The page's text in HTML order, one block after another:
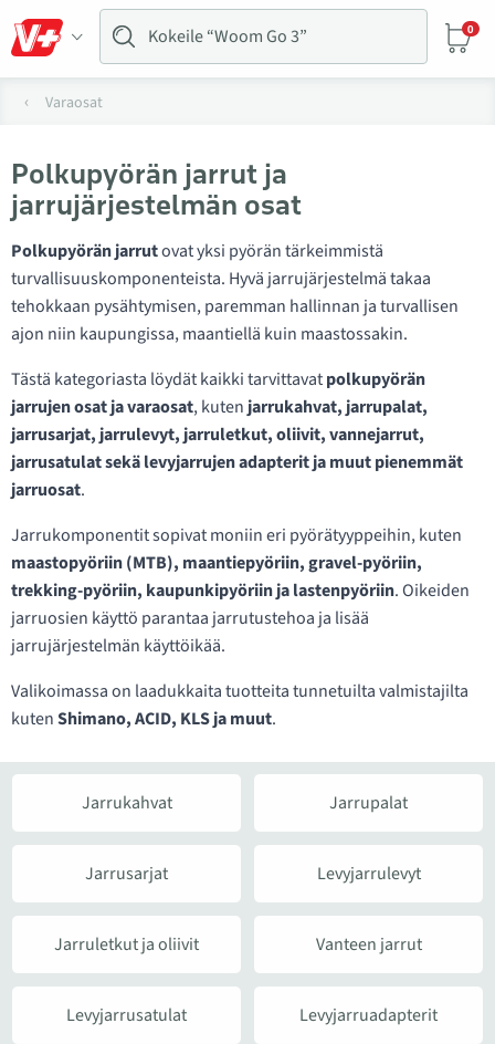
0
Varaosat
Polkupyörän jarrut ja
jarrujärjestelmän osat
Polkupyörän jarrutovat yksi pyörän tärkeimmistä
turvallisuuskomponenteista. Hyvä jarrujärjestelmä takaa
tehokkaan pysähtymisen, paremman hallinnan ja turvallisen
ajon niin kaupungissa, maantiellä kuin maastossakin.
Tästä kategoriasta löydät kaikki tarvittavatpolkupyörän
jarrujen osat ja varaosat, kuten jarrukahvat, jarrupalat,
jarrusarjat, jarrulevyt, jarruletkut, oliivit, vannejarrut,
jarrusatulat sekä levyjarrujen adapterit ja muut pienemmät
jarruosat.
Jarrukomponentit sopivat moniin eri pyörätyyppeihin, kuten
maastopyöriin (MTB), maantiepyöriin, gravel-pyöriin,
trekking-pyöriin, kaupunkipyöriin ja lastenpyöriin. Oikeiden
jarruosien käyttö parantaa jarrutustehoa ja lisää
jarrujärjestelmän käyttöikää.
Valikoimassa on laadukkaita tuotteita tunnetuilta valmistajilta
kutenShimano, ACID, KLS ja muut.
Jarrukahvat Jarrupalat
Jarrusarjat Levyjarrulevyt
Jarruletkut ja oliivit Vanteen jarrut
Levyjarrusatulat Levyjarruadapterit